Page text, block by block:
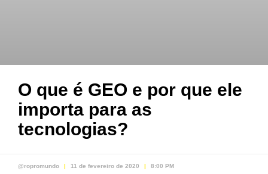
O que é GEO e por que ele
importa para as
tecnologias?
@ropromundo 11 de fevereiro de 2020 8:00 PM